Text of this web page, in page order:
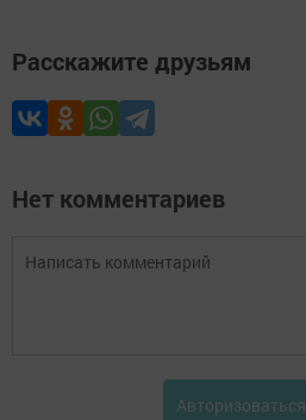
Расскажите друзьям
Нет комментариев
Авторизоваться